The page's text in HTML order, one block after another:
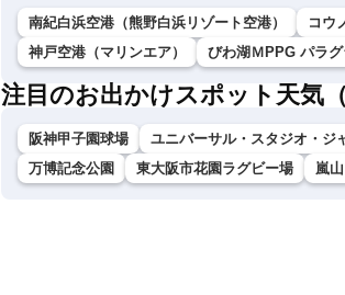
南紀白浜空港（熊野白浜リゾート空港） コウ
神戸空港（マリンエア）
びわ湖ＭPPG パラグ
注目のお出かけスポット天気（
阪神甲子園球場 ユニバーサル・スタジオ・ジ
万博記念公園
東大阪市花園ラグビー場 嵐山